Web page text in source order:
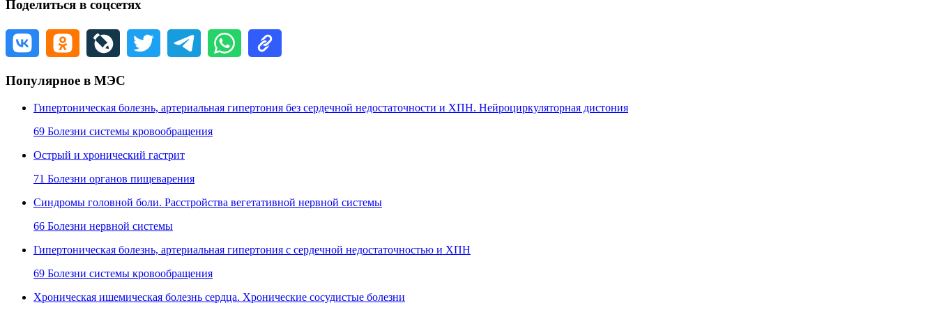
Поделиться в соцсетях
Популярное в МЭС
Гипертоническая болезнь, артериальная гипертония без сердечной недостаточности и ХПН. Нейроциркуляторная дистония
69 Болезни системы кровообращения
Острый и хронический гастрит
71 Болезни органов пищеварения
Синдромы головной боли. Расстройства вегетативной нервной системы
66 Болезни нервной системы
Гипертоническая болезнь, артериальная гипертония с сердечной недостаточностью и ХПН
69 Болезни системы кровообращения
Хроническая ишемическая болезнь сердца. Хронические сосудистые болезни